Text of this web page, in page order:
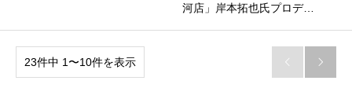
河店」岸本拓也氏プロデ…
23件中 1〜10件を表示  